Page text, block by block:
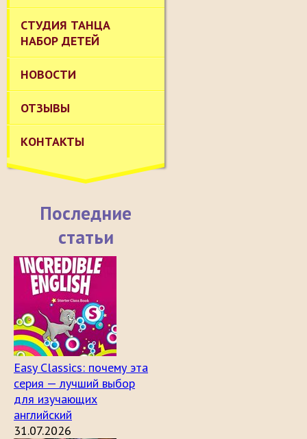
СТУДИЯ ТАНЦА
НАБОР ДЕТЕЙ
НОВОСТИ
ОТЗЫВЫ
КОНТАКТЫ
Последние
статьи
Easy Classics: почему эта
серия — лучший выбор
для изучающих
английский
31.07.2026